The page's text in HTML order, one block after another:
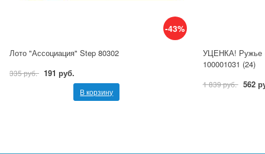
-43%
Лото "Ассоциация" Step 80302
335 руб. 191 руб.
В корзину
УЦЕНКА! Ружье
100001031 (24)
1 839 руб. 562